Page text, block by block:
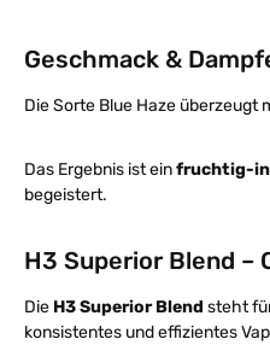
Geschmack &
Die Sorte Blue Haze überzeugt
Das Ergebnis ist einfruchtig-
begeistert.
H3 Superior Blend –
Die H3 Superior Blend steht
konsistentes und effizientes